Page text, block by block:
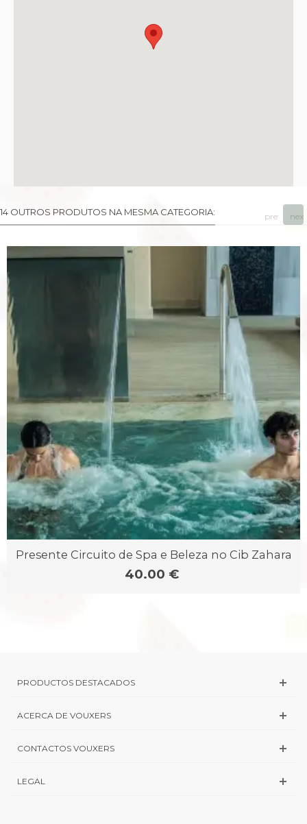
14 OUTROS PRODUTOS NA MESMA CATEGORIA:
Presente Circuito de Spa e Beleza no Cib Zahara
40.00 €
prev next
PRODUCTOS DESTACADOS
ACERCA DE VOUXERS
CONTACTOS VOUXERS
LEGAL